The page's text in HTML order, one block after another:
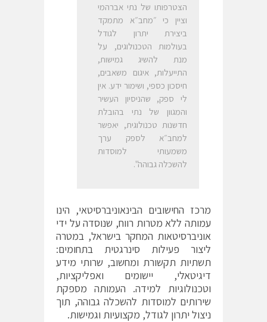
הצטרפותו של נתי אברהמי
וציין כי ״מחב״א מתמקד
ביצירת יתרון לגודל
בעולמות הטכנולוגים, על
מנת להשיג גמישות,
התייעלות, איגום משאבים,
חיסכון כספי, ושימור ידע. אין
לי ספק, שהניסיון העשיר
והמגוון של נתי בהובלת
חדשנות טכנולוגית, יאפשר
למחב״א לספק ערך
משמעותי למוסדות
להשכלה גבוהה".
מרכז החישובים הבינאוניברסיטאי, הינו
עמותה ללא מטרות רווח, שנוסדה על ידי
אוניברסיטאות המחקר בישראל, במטרה
ליצור פעילות סינרגטית בתחומים:
תשתיות תקשורת ומחשוב, שרותי מידע
דיגיטאלי, יישומים ואפליקציות,
וטכנולוגיות למידה. העמותה מספקת
שירותים למוסדות להשכלה גבוהה, תוך
ניצול יתרון לגודל, מקצועיות וגמישות.